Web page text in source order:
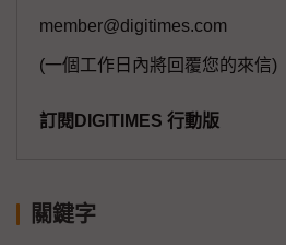
member@digitimes.com
(一個工作日內將回覆您的來信)
訂閱DIGITIMES 行動版
關鍵字